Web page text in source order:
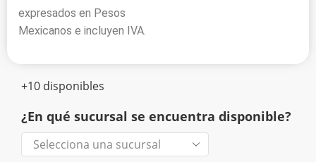
expresados en Pesos
Mexicanos e incluyen IVA.
+10 disponibles
¿En qué sucursal se encuentra disponible?